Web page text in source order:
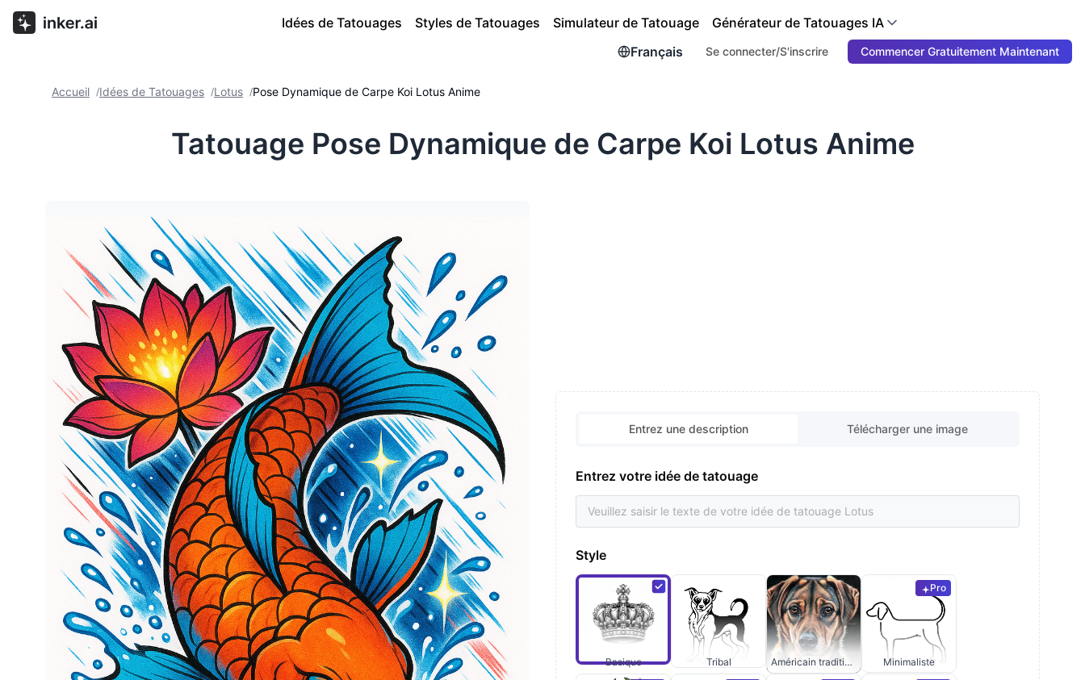
Français Se connecter/S'inscrire Commencer Gratuitement Maintenant
Idées de Tatouages Styles de Tatouages Simulateur de Tatouage Générateur de Tatouages IA
Accueil /Idées de Tatouages /Lotus /Pose Dynamique de Carpe Koi Lotus Anime
Tatouage Pose Dynamique de Carpe Koi Lotus Anime
Entrez une description Télécharger une image
Entrez votre idée de tatouage
Style
Basique Tribal Américain traditionnel
Pro
Minimaliste